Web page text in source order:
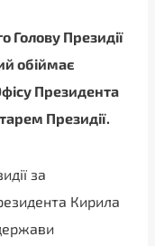
Голову Президії
обіймає
Президента
Президії.
за
Кирила